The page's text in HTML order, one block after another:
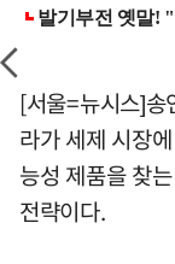
[서울=뉴시스]
라가 세제 시장
능성 제품을 찾
전략이다.